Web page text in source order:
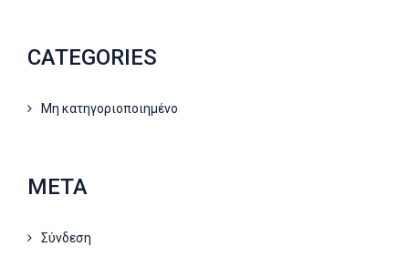
CATEGORIES
Μη κατηγοριοποιημένο
META
Σύνδεση